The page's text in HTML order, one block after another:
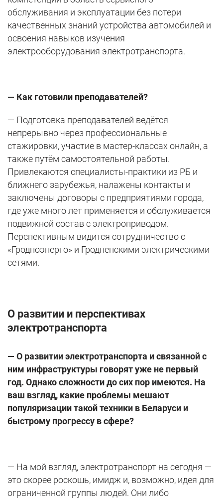
обслуживания и эксплуатации без потери
качественных знаний устройства автомобилей и
освоения навыков изучения
электрооборудования электротранспорта.
— Как готовили преподавателей?
— Подготовка преподавателей ведётся
непрерывно через профессиональные
стажировки, участие в мастер-классах онлайн, а
также путём самостоятельной работы.
Привлекаются специалисты-практики из РБ и
ближнего зарубежья, налажены контакты и
заключены договоры с предприятиями города,
где уже много лет применяется и обслуживается
подвижной состав с электроприводом.
Перспективным видится сотрудничество с
«Гродноэнерго» и Гродненскими электрическими
сетями.
О развитии и перспективах
электротранспорта
— О развитии электротранспорта и связанной с
ним инфраструктуры говорят уже не первый
год. Однако сложности до сих пор имеются. На
ваш взгляд, какие проблемы мешают
популяризации такой техники в Беларуси и
быстрому прогрессу в сфере?
— На мой взгляд, электротранспорт на сегодня —
это скорее роскошь, имидж и, возможно, идея для
ограниченной группы людей. Они либо